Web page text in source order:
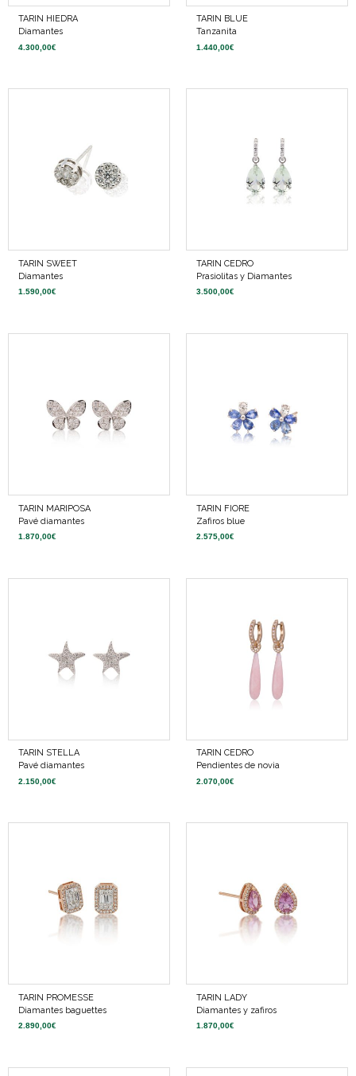
TARIN HIEDRA
Diamantes
4.300,00€
TARIN BLUE
Tanzanita
1.440,00€
TARIN SWEET
Diamantes
1.590,00€
TARIN CEDRO
Prasiolitas y Diamantes
3.500,00€
TARIN MARIPOSA
Pavé diamantes
1.870,00€
TARIN FIORE
Zafiros blue
2.575,00€
TARIN STELLA
Pavé diamantes
2.150,00€
TARIN CEDRO
Pendientes de novia
2.070,00€
TARIN PROMESSE
Diamantes baguettes
2.890,00€
TARIN LADY
Diamantes y zafiros
1.870,00€